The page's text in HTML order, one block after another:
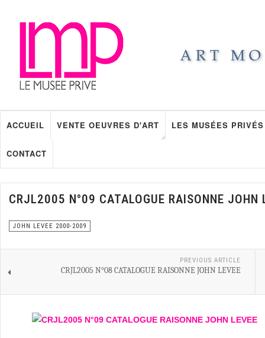
ACCUEIL VENTE OEUVRES D'ART LES MUSÉES PRIVÉS
CONTACT
CRJL2005 N°09 CATALOGUE RAISONNE JOHN
JOHN LEVEE 2000-2009
PREVIOUS ARTICLE
CRJL2005 N°08 CATALOGUE RAISONNE JOHN LEVEE